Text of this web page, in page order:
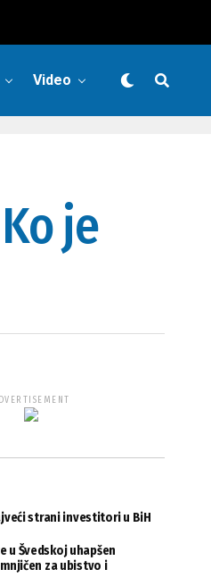
Video
je
strani investitori u BiH
u Švedskoj uhapšen
za ubistvo i